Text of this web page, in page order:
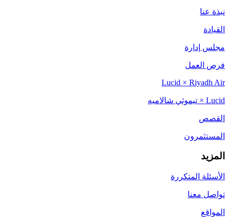
نبذة عنا
القيادة
مجلس إدارة
فرص العمل
Lucid × Riyadh Air
Lucid × تيموثي شالاميه
القصص
المستثمرون
المزيد
الأسئلة المتكررة
تواصل معنا
المواقع